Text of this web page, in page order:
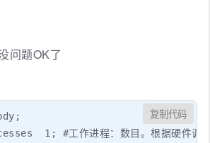
问题OK了
1; #工作进程：数目。根据硬件调
复制代码